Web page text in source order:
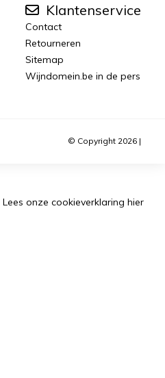
Klantenservice
Contact
Retourneren
Sitemap
Wijndomein.be in de pers
© Copyright 2026 |
Lees onze cookieverklaring hier